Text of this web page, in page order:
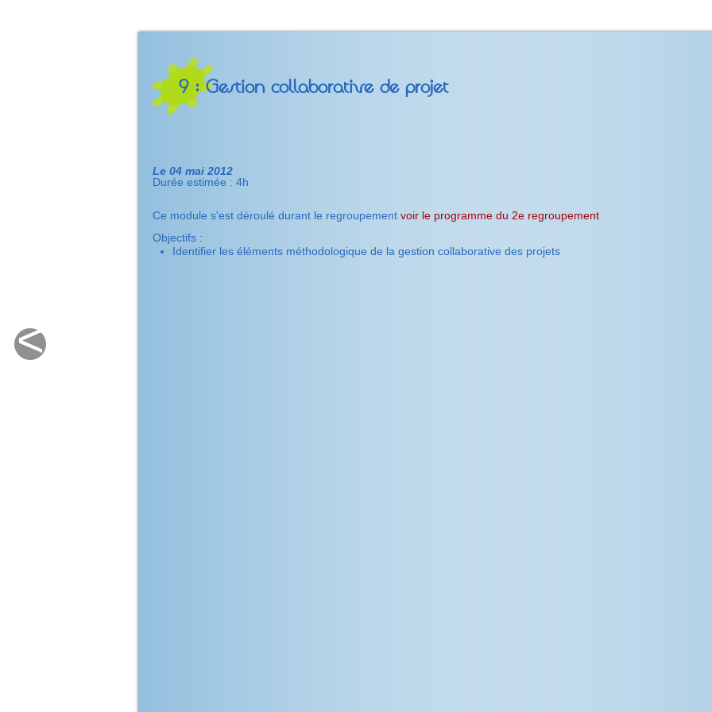
9 : Gestion collaborative de projet
Le 04 mai 2012
Durée estimée : 4h
Ce module s'est déroulé durant le regroupement voir le programme du 2e regroupement
Objectifs :
Identifier les éléments méthodologique de la gestion collaborative des projets
<